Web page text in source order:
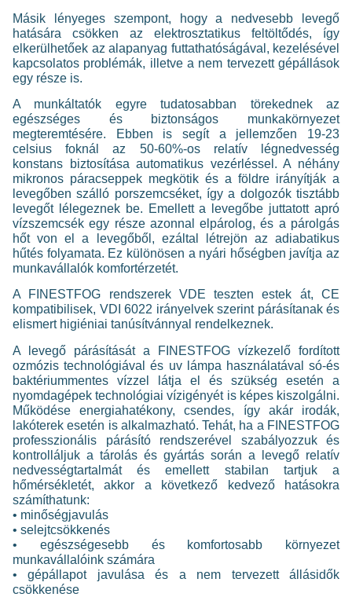
Másik lényeges szempont, hogy a nedvesebb levegő
hatására csökken az elektrosztatikus feltöltődés, így
elkerülhetőek az alapanyag futtathatóságával, kezelésével
kapcsolatos problémák, illetve a nem tervezett gépállások
egy része is.
A munkáltatók egyre tudatosabban törekednek az
egészséges és biztonságos munkakörnyezet
megteremtésére. Ebben is segít a jellemzően 19-23
celsius foknál az 50-60%-os relatív légnedvesség
konstans biztosítása automatikus vezérléssel. A néhány
mikronos páracseppek megkötik és a földre irányítják a
levegőben szálló porszemcséket, így a dolgozók tisztább
levegőt lélegeznek be. Emellett a levegőbe juttatott apró
vízszemcsék egy része azonnal elpárolog, és a párolgás
hőt von el a levegőből, ezáltal létrejön az adiabatikus
hűtés folyamata. Ez különösen a nyári hőségben javítja az
munkavállalók komfortérzetét.
A FINESTFOG rendszerek VDE teszten estek át, CE
kompatibilisek, VDI 6022 irányelvek szerint párásítanak és
elismert higiéniai tanúsítvánnyal rendelkeznek.
A levegő párásítását a FINESTFOG vízkezelő fordított
ozmózis technológiával és uv lámpa használatával só-és
baktériummentes vízzel látja el és szükség esetén a
nyomdagépek technológiai vízigényét is képes kiszolgálni.
Működése energiahatékony, csendes, így akár irodák,
lakóterek esetén is alkalmazható. Tehát, ha a FINESTFOG
professzionális párásító rendszerével szabályozzuk és
kontrolláljuk a tárolás és gyártás során a levegő relatív
nedvességtartalmát és emellett stabilan tartjuk a
hőmérsékletét, akkor a következő kedvező hatásokra
számíthatunk:
• minőségjavulás
• selejtcsökkenés
• egészségesebb és komfortosabb környezet
munkavállalóink számára
• gépállapot javulása és a nem tervezett állásidők
csökkenése